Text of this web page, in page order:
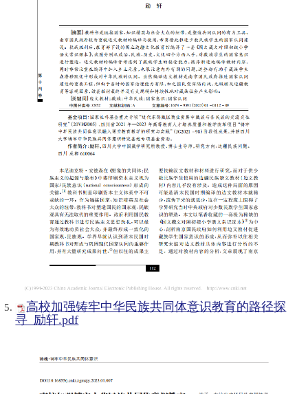
高校加强铸牢中华民族共同体意识教育的路径探
寻_励轩.pdf